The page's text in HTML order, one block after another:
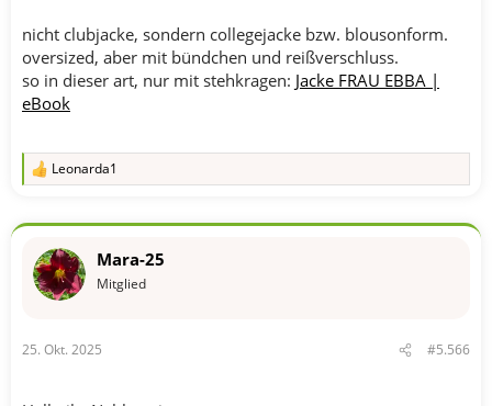
nicht clubjacke, sondern collegejacke bzw. blousonform.
oversized, aber mit bündchen und reißverschluss.
so in dieser art, nur mit stehkragen: Jacke FRAU EBBA |
eBook
R
k
o
:
Leonarda1
Mara-25
Mitglied
25. Okt. 2025 #5.566